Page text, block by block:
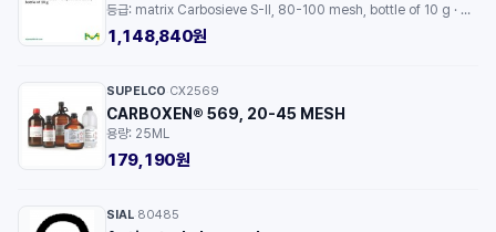
등급: matrix Carbosieve S-II, 80-100 mesh, bottle of 10 g · 용량: 10G
1,148,840원
SUPELCO CX2569
CARBOXEN® 569, 20-45 MESH
용량: 25ML
179,190원
SIAL 80485